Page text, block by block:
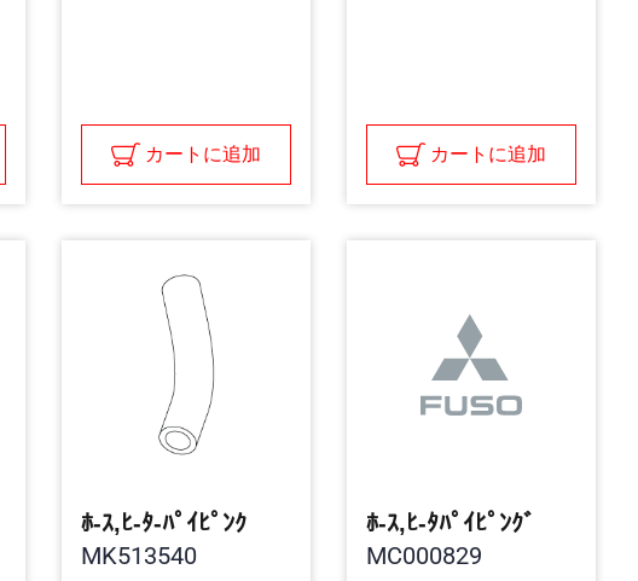
カートに追加 カートに追加
ﾎ-ｽ,ﾋ-ﾀ-ﾊﾟｲﾋﾟﾝｸ
MK513540
ﾎ-ｽ,ﾋ-ﾀﾊﾟｲﾋﾟﾝｸﾞ
MC000829